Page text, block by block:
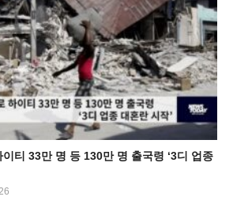
티 33만 명 등 130만 명 출국령 ‘3디 업종